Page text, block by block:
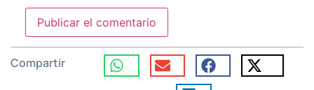
Compartir